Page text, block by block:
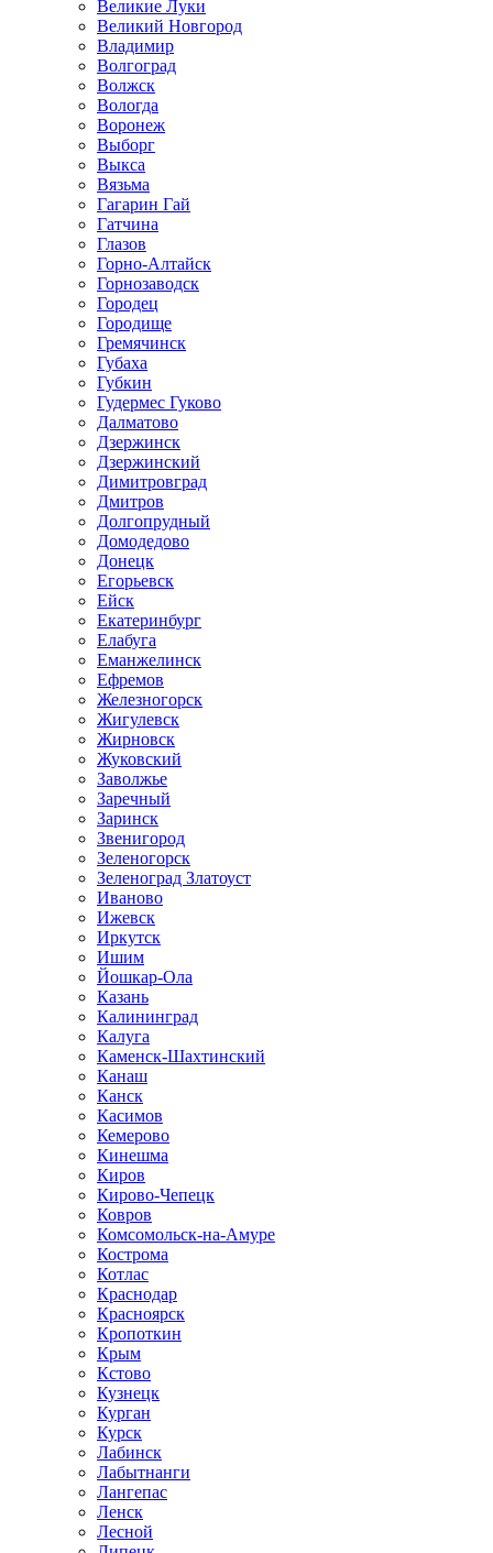
Великие Луки
Великий Новгород
Владимир
Волгоград
Волжск
Вологда
Воронеж
Выборг
Выкса
Вязьма
Гагарин Гай
Гатчина
Глазов
Горно-Алтайск
Горнозаводск
Городец
Городище
Гремячинск
Губаха
Губкин
Гудермес Гуково
Далматово
Дзержинск
Дзержинский
Димитровград
Дмитров
Долгопрудный
Домодедово
Донецк
Егорьевск
Ейск
Екатеринбург
Елабуга
Еманжелинск
Ефремов
Железногорск
Жигулевск
Жирновск
Жуковский
Заволжье
Заречный
Заринск
Звенигород
Зеленогорск
Зеленоград Златоуст
Иваново
Ижевск
Иркутск
Ишим
Йошкар-Ола
Казань
Калининград
Калуга
Каменск-Шахтинский
Канаш
Канск
Касимов
Кемерово
Кинешма
Киров
Кирово-Чепецк
Ковров
Комсомольск-на-Амуре
Кострома
Котлас
Краснодар
Красноярск
Кропоткин
Крым
Кстово
Кузнецк
Курган
Курск
Лабинск
Лабытнанги
Лангепас
Ленск
Лесной